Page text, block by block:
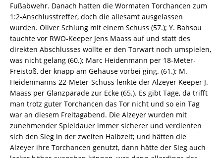
Fußabwehr. Danach hatten die Wormaten Torchancen zum
1:2-Anschlusstreffer, doch die allesamt ausgelassen
wurden. Oliver Schlung mit einem Schuss (57.); Y. Bahsou
tauchte vor RWO-Keeper Jens Maass auf und statt des
direkten Abschlusses wollte er den Torwart noch umspielen,
was nicht gelang (60.); Marc Heidenmann per 18-Meter-
Freistoß, der knapp am Gehäuse vorbei ging. (61.); M.
Heidenmanns 22-Meter-Schuss lenkte der Alzeyer Keeper J.
Maass per Glanzparade zur Ecke (65.). Es gibt Tage, da trifft
man trotz guter Torchancen das Tor nicht und so ein Tag
war an diesem Freitagabend. Die Alzeyer wurden mit
zunehmender Spieldauer immer sicherer und verdienten
sich den Sieg in der zweiten Halbzeit; und hätten die
Alzeyer ihre Torchancen genutzt, dann hätte der Sieg auch